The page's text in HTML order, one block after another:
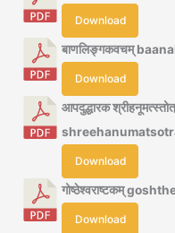
Download
बाणलिङ्गकवचम्
Download
आपदुद्धारक
Download
गोष्ठेश्वराष्टकम्
Download